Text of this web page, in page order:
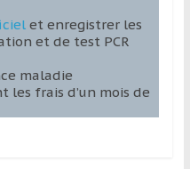
et enregistrer les
et de test PCR
maladie
frais d’un mois de